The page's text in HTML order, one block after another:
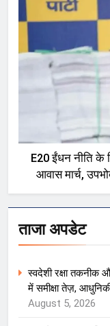
E20 ईंधन नीति के
आवास मार्च,
ताजा अपडेट
स्वदेशी रक्षा तकनीक
में समीक्षा तेज़,
August 5, 2026